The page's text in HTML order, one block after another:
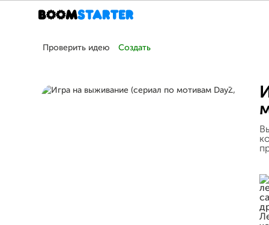
Проверить идею Создать